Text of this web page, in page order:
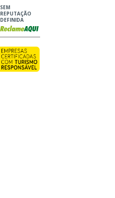
SEM
REPUTAÇÃO
DEFINIDA